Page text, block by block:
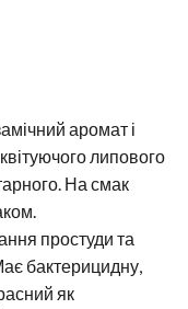
аромат і
липового
На смак
простуди та
бактерицидну,
як